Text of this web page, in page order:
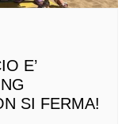
E’
SI FERMA!